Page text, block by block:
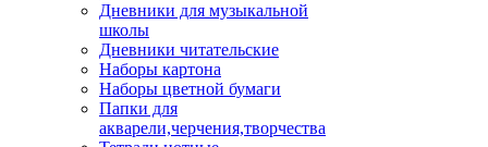
Дневники для музыкальной
школы
Дневники читательские
Наборы картона
Наборы цветной бумаги
Папки для
акварели,черчения,творчества